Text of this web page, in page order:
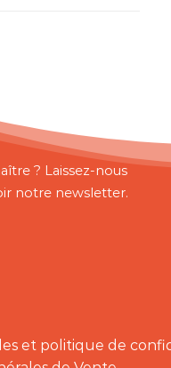
? Laissez-nous
notre newsletter.
et politique de